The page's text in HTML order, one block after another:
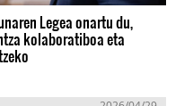
Legea onartu du,
kolaboratiboa eta